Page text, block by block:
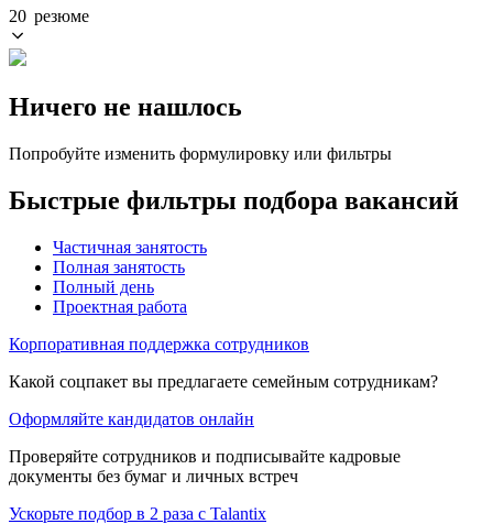
20 резюме
Ничего не нашлось
Попробуйте изменить формулировку или фильтры
Быстрые фильтры подбора вакансий
Частичная занятость
Полная занятость
Полный день
Проектная работа
Корпоративная поддержка сотрудников
Какой соцпакет вы предлагаете семейным сотрудникам?
Оформляйте кандидатов онлайн
Проверяйте сотрудников и подписывайте кадровые
документы без бумаг и личных встреч
Ускорьте подбор в 2 раза с Talantix